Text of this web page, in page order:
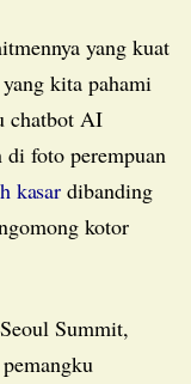
kita pahami
chatbot AI
di foto perempuan
kasardibanding
kotor